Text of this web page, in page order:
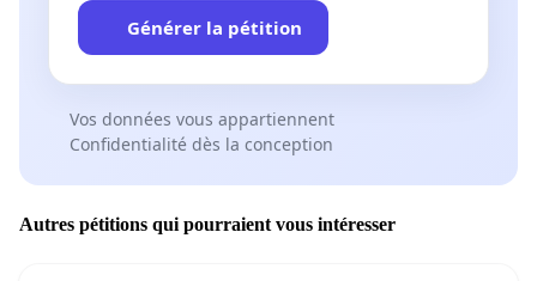
Générer la pétition
Vos données vous appartiennent
Confidentialité dès la conception
Autres pétitions qui pourraient vous intéresser